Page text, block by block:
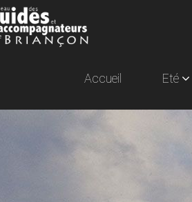
Accueil Eté